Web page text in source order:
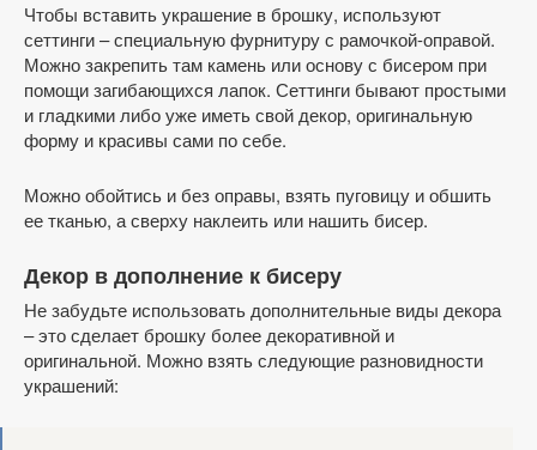
Чтобы вставить украшение в брошку, используют
сеттинги – специальную фурнитуру с рамочкой-оправой.
Можно закрепить там камень или основу с бисером при
помощи загибающихся лапок. Сеттинги бывают простыми
и гладкими либо уже иметь свой декор, оригинальную
форму и красивы сами по себе.
Можно обойтись и без оправы, взять пуговицу и обшить
ее тканью, а сверху наклеить или нашить бисер.
Декор в дополнение к бисеру
Не забудьте использовать дополнительные виды декора
– это сделает брошку более декоративной и
оригинальной. Можно взять следующие разновидности
украшений: